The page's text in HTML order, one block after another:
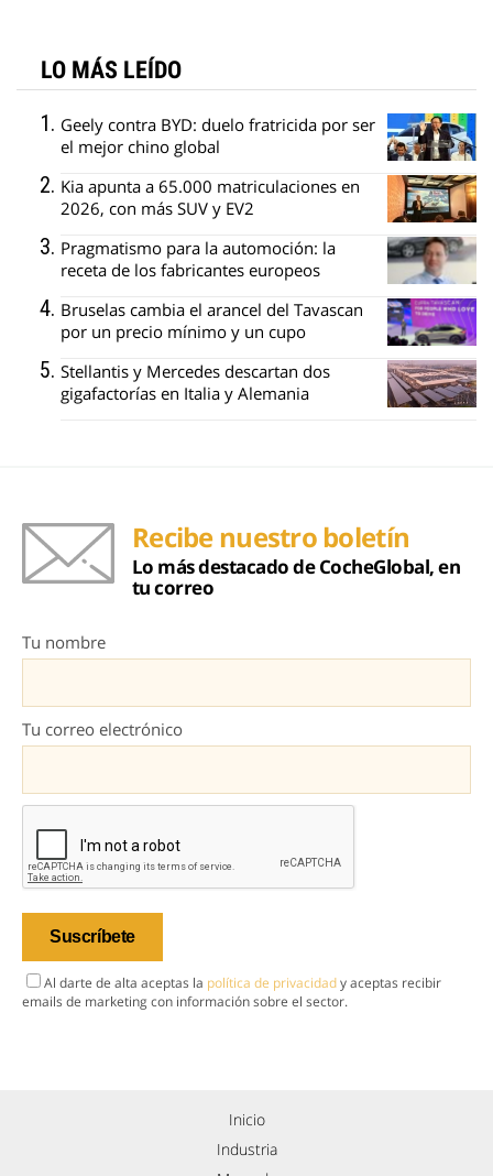
LO MÁS LEÍDO
Geely contra BYD: duelo fratricida por ser
el mejor chino global
Kia apunta a 65.000 matriculaciones en
2026, con más SUV y EV2
Pragmatismo para la automoción: la
receta de los fabricantes europeos
Bruselas cambia el arancel del Tavascan
por un precio mínimo y un cupo
Stellantis y Mercedes descartan dos
gigafactorías en Italia y Alemania
Recibe nuestro boletín
Lo más destacado de CocheGlobal, en
tu correo
Tu nombre
Tu correo electrónico
Al darte de alta aceptas la política de privacidady aceptas recibir
emails de marketing con información sobre el sector.
Inicio
Industria